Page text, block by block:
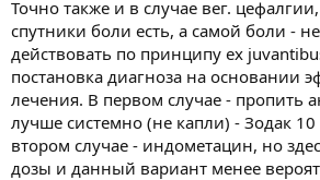
Точно также и в случае вег.
спутники боли есть, а самой боли -
действовать по принципу ex
постановка диагноза на основании
лечения. В первом случае - пропить
лучше системно (не капли) - Зодак
втором случае - индометацин, но
дозы и данный вариант менее